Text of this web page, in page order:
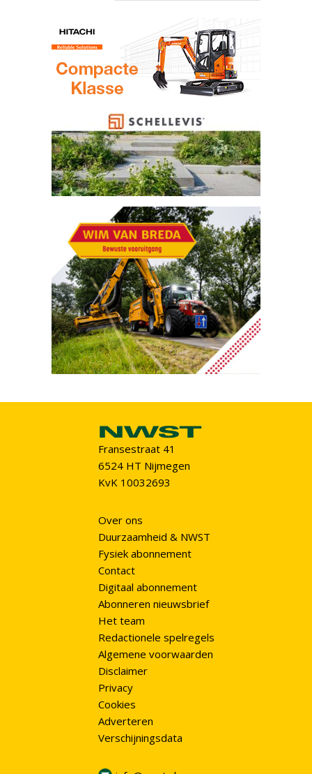
Fransestraat 41
6524 HT Nijmegen
KvK 10032693
Over ons
Duurzaamheid & NWST
Fysiek abonnement
Contact
Digitaal abonnement
Abonneren nieuwsbrief
Het team
Redactionele spelregels
Algemene voorwaarden
Disclaimer
Privacy
Cookies
Adverteren
Verschijningsdata